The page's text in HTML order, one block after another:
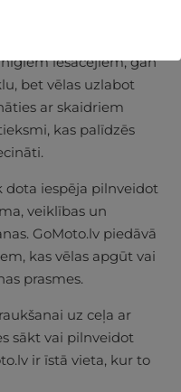
iesācējiem, gan
bet vēlas uzlabot
ar skaidriem
kas palīdzēs
iespēja pilnveidot
veiklības un
GoMoto.lv piedāvā
kas vēlas apgūt vai
prasmes.
uz ceļa ar
sākt vai pilnveidot
ir īstā vieta, kur to